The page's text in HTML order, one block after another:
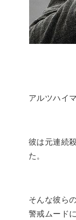
アルツハイ
彼は元連続
た。
そんな彼ら
警戒ムード